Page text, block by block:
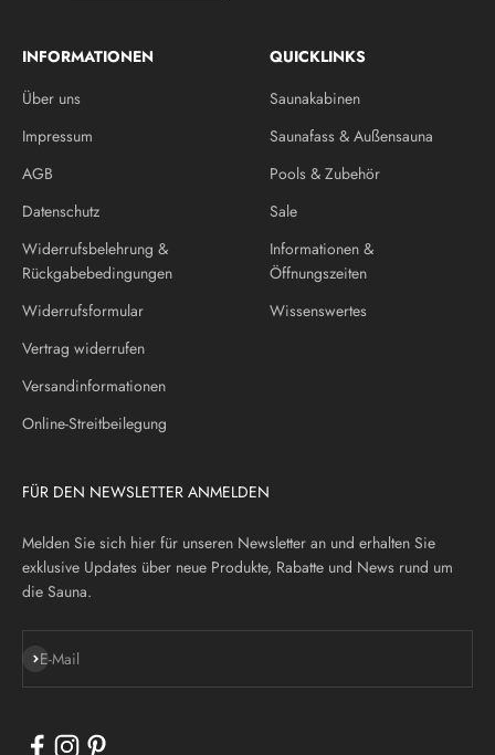
INFORMATIONEN
Über uns
Impressum
AGB
Datenschutz
Widerrufsbelehrung &
Rückgabebedingungen
Widerrufsformular
Vertrag widerrufen
Versandinformationen
Online-Streitbeilegung
QUICKLINKS
Saunakabinen
Saunafass & Außensauna
Pools & Zubehör
Sale
Informationen &
Öffnungszeiten
Wissenswertes
FÜR DEN NEWSLETTER ANMELDEN
Melden Sie sich hier für unseren Newsletter an und erhalten Sie
exklusive Updates über neue Produkte, Rabatte und News rund um
die Sauna.
E-Mail
Abonnieren